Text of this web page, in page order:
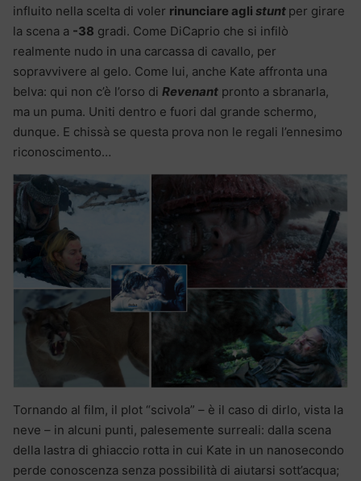
influito nella scelta di voler rinunciare agli stunt per girare
la scena a -38 gradi. Come DiCaprio che si infilò
realmente nudo in una carcassa di cavallo, per
sopravvivere al gelo. Come lui, anche Kate affronta una
belva: qui non c’è l’orso di Revenant pronto a sbranarla,
ma un puma. Uniti dentro e fuori dal grande schermo,
dunque. E chissà se questa prova non le regali l’ennesimo
riconoscimento…
Tornando al film, il plot “scivola” – è il caso di dirlo, vista la
neve – in alcuni punti, palesemente surreali: dalla scena
della lastra di ghiaccio rotta in cui Kate in un nanosecondo
perde conoscenza senza possibilità di aiutarsi sott’acqua;